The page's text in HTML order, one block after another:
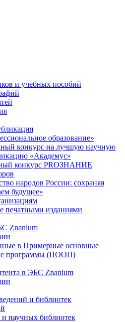
и учебных пособий
образование»
конкурс на лучшую научную
«Академус»
конкурс PROЗНАНИЕ
народов России: сохраняя
будущее»
печатными изданиями
Znanium
в Примерные основные
программы (ПООП)
в ЭБС Znanium
и библиотек
научных библиотек